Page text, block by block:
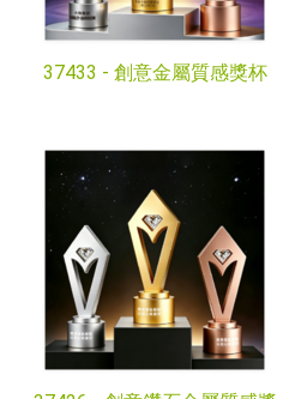
37433 - 創意金屬質感獎杯